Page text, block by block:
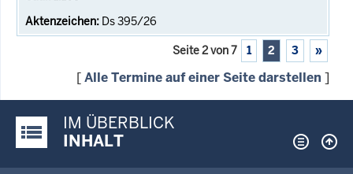
Ds 395/26
Seite 2 von 7 1 2 3 »
[Alle Termine auf einer Seite darstellen ]
Justiz-Portal im Überblick:
IM ÜBERBLICK
INHALT